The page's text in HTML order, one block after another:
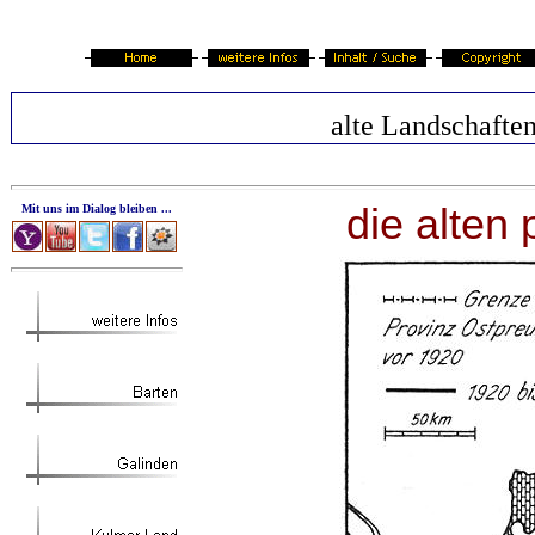
alte
Mit uns im Dialog bleiben ... die alten